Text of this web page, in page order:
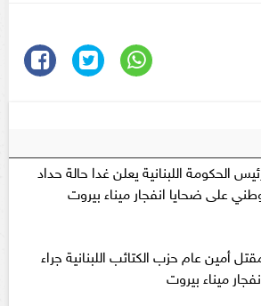
الحكومة اللبنانية يعلن غدا حالة حداد
على ضحايا انفجار ميناء بيروت
أمين عام حزب الكتائب اللبنانية جراء
ميناء بيروت